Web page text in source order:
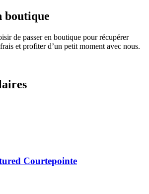
boutique
de passer en boutique pour récupérer
et profiter d’un petit moment avec nous.
Courtepointe